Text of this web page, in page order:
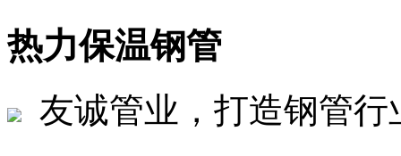
热力保温钢管
友诚管业，打造钢管